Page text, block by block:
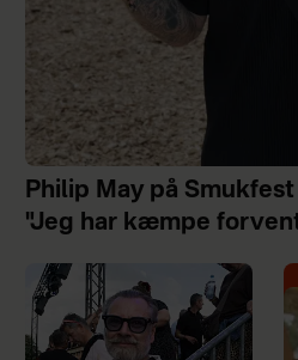
Philip May på
"Jeg har kæmpe